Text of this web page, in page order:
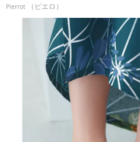
Pierrot （ピエロ）